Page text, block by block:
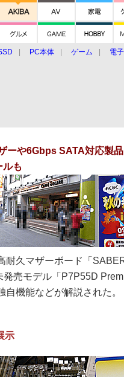
PC本体 ゲーム 電
ーや6Gbps SATA対応製
ルも
久マザーボード「
売モデル「P7P55D
機能などが解説された。
示